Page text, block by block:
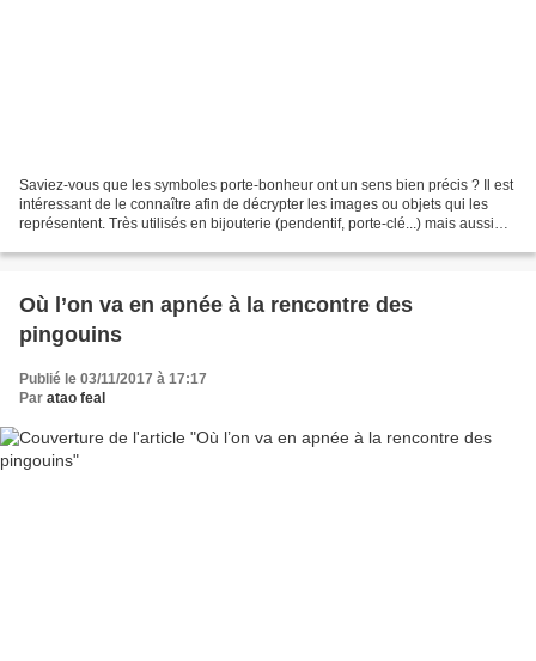
Saviez-vous que les symboles porte-bonheur ont un sens bien précis ? Il est
intéressant de le connaître afin de décrypter les images ou objets qui les
représentent. Très utilisés en bijouterie (pendentif, porte-clé...) mais aussi
Où l’on va en apnée à la rencontre des
pingouins
Publié le 03/11/2017 à 17:17
Par atao feal